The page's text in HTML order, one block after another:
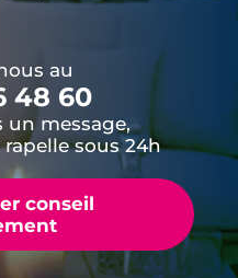
au
48 60
un message,
sous 24h
conseil